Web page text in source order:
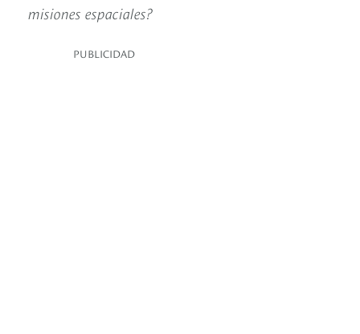
misiones espaciales?
PUBLICIDAD